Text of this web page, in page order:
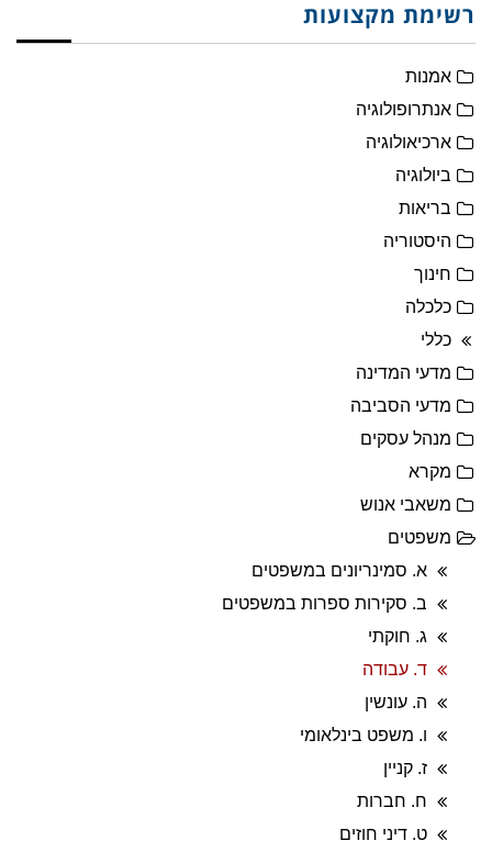
רשימת מקצועות
אמנות
אנתרופולוגיה
ארכיאולוגיה
ביולוגיה
בריאות
היסטוריה
חינוך
כלכלה
כללי
מדעי המדינה
מדעי הסביבה
מנהל עסקים
מקרא
משאבי אנוש
משפטים
א. סמינריונים במשפטים
ב. סקירות ספרות במשפטים
ג. חוקתי
ד. עבודה
ה. עונשין
ו. משפט בינלאומי
ז. קניין
ח. חברות
ט. דיני חוזים